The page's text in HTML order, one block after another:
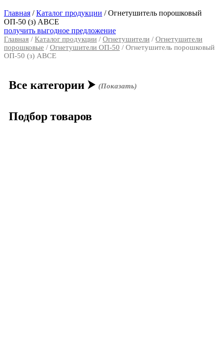
Главная /Каталог продукции /Огнетушитель порошковый
ОП-50 (з) АВСЕ
получить выгодное предложение
Главная / Каталог продукции / Огнетушители / Огнетушители
порошковые / Огнетушители ОП-50 / Огнетушитель порошковый
ОП-50 (з) АВСЕ
Все категории ⮞ (Показать)
Подбор товаров